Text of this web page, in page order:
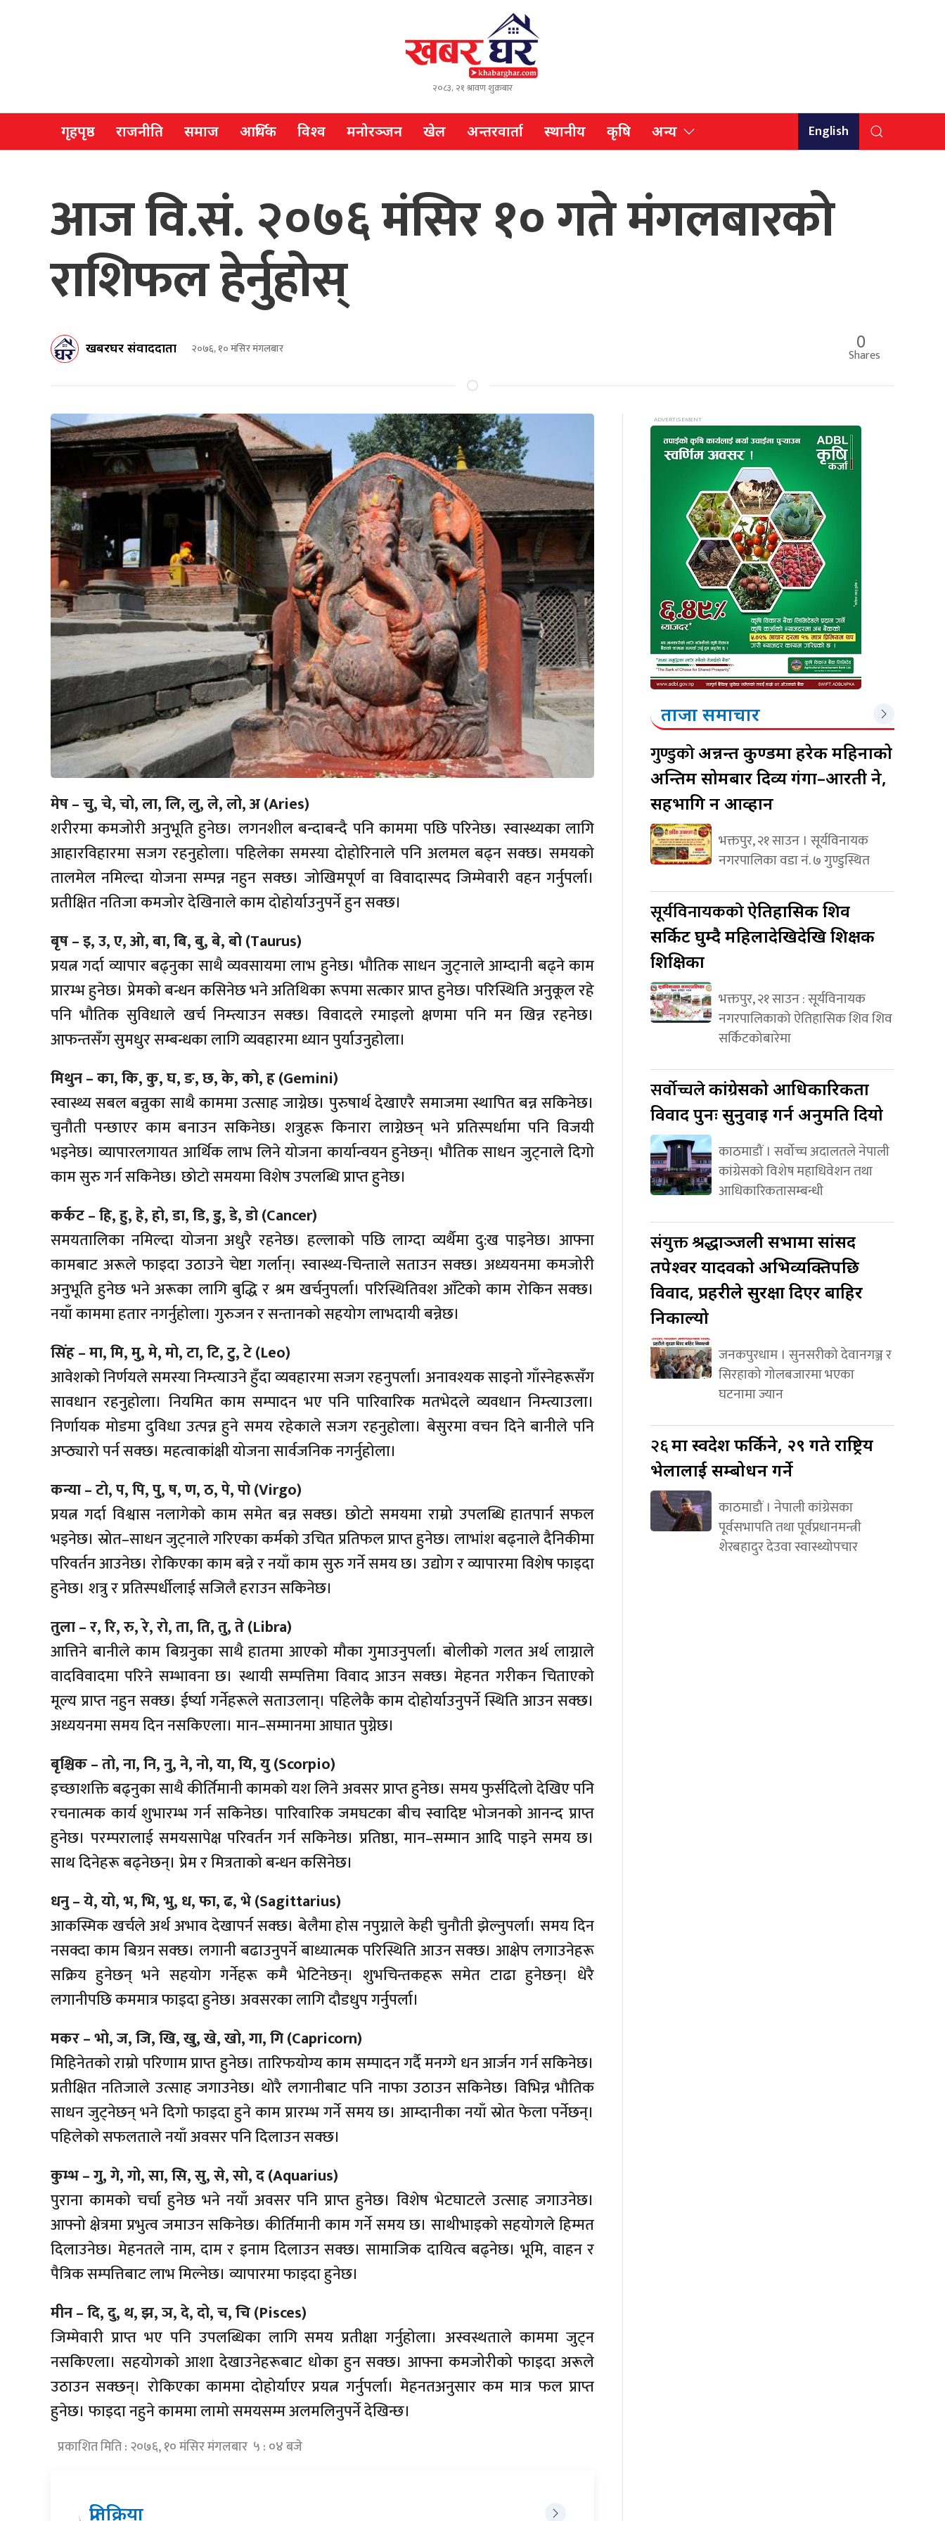
२०८३, २१ श्रावण शुक्रबार
गृहपृष्ठ राजनीति समाज आर्थिक विश्व मनोरञ्जन खेल अन्तरवार्ता स्थानीय कृषि अन्य English
आज वि.सं. २०७६ मंसिर १० गते मंगलबारको
राशिफल हेर्नुहोस्
खबरघर संवाददाता २०७६, १० मंसिर मंगलबार 0
Shares
मेष – चु, चे, चो, ला, लि, लु, ले, लो, अ (Aries)
शरीरमा कमजोरी अनुभूति हुनेछ। लगनशील बन्दाबन्दै पनि काममा पछि परिनेछ। स्वास्थ्यका लागि
आहारविहारमा सजग रहनुहोला। पहिलेका समस्या दोहोरिनाले पनि अलमल बढ्न सक्छ। समयको
तालमेल नमिल्दा योजना सम्पन्न नहुन सक्छ। जोखिमपूर्ण वा विवादास्पद जिम्मेवारी वहन गर्नुपर्ला।
प्रतीक्षित नतिजा कमजोर देखिनाले काम दोहोर्याउनुपर्ने हुन सक्छ।
बृष – इ, उ, ए, ओ, बा, बि, बु, बे, बो (Taurus)
प्रयत्न गर्दा व्यापार बढ्नुका साथै व्यवसायमा लाभ हुनेछ। भौतिक साधन जुट्नाले आम्दानी बढ्ने काम
प्रारम्भ हुनेछ। प्रेमको बन्धन कसिनेछ भने अतिथिका रूपमा सत्कार प्राप्त हुनेछ। परिस्थिति अनुकूल रहे
पनि भौतिक सुविधाले खर्च निम्त्याउन सक्छ। विवादले रमाइलो क्षणमा पनि मन खिन्न रहनेछ।
आफन्तसँग सुमधुर सम्बन्धका लागि व्यवहारमा ध्यान पुर्याउनुहोला।
मिथुन – का, कि, कु, घ, ङ, छ, के, को, ह (Gemini)
स्वास्थ्य सबल बन्नुका साथै काममा उत्साह जाग्नेछ। पुरुषार्थ देखाएरै समाजमा स्थापित बन्न सकिनेछ।
चुनौती पन्छाएर काम बनाउन सकिनेछ। शत्रुहरू किनारा लाग्नेछन् भने प्रतिस्पर्धामा पनि विजयी
भइनेछ। व्यापारलगायत आर्थिक लाभ लिने योजना कार्यान्वयन हुनेछन्। भौतिक साधन जुट्नाले दिगो
काम सुरु गर्न सकिनेछ। छोटो समयमा विशेष उपलब्धि प्राप्त हुनेछ।
कर्कट – हि, हु, हे, हो, डा, डि, डु, डे, डो (Cancer)
समयतालिका नमिल्दा योजना अधुरै रहनेछ। हल्लाको पछि लाग्दा व्यर्थैमा दु:ख पाइनेछ। आफ्ना
कामबाट अरूले फाइदा उठाउने चेष्टा गर्लान्। स्वास्थ्य-चिन्ताले सताउन सक्छ। अध्ययनमा कमजोरी
अनुभूति हुनेछ भने अरूका लागि बुद्धि र श्रम खर्चनुपर्ला। परिस्थितिवश आँटेको काम रोकिन सक्छ।
नयाँ काममा हतार नगर्नुहोला। गुरुजन र सन्तानको सहयोग लाभदायी बन्नेछ।
सिंह – मा, मि, मु, मे, मो, टा, टि, टु, टे (Leo)
आवेशको निर्णयले समस्या निम्त्याउने हुँदा व्यवहारमा सजग रहनुपर्ला। अनावश्यक साइनो गाँस्नेहरूसँग
सावधान रहनुहोला। नियमित काम सम्पादन भए पनि पारिवारिक मतभेदले व्यवधान निम्त्याउला।
निर्णायक मोडमा दुविधा उत्पन्न हुने समय रहेकाले सजग रहनुहोला। बेसुरमा वचन दिने बानीले पनि
अप्ठ्यारो पर्न सक्छ। महत्वाकांक्षी योजना सार्वजनिक नगर्नुहोला।
कन्या – टो, प, पि, पु, ष, ण, ठ, पे, पो (Virgo)
प्रयत्न गर्दा विश्वास नलागेको काम समेत बन्न सक्छ। छोटो समयमा राम्रो उपलब्धि हातपार्न सफल
भइनेछ। स्रोत–साधन जुट्नाले गरिएका कर्मको उचित प्रतिफल प्राप्त हुनेछ। लाभांश बढ्नाले दैनिकीमा
परिवर्तन आउनेछ। रोकिएका काम बन्ने र नयाँ काम सुरु गर्ने समय छ। उद्योग र व्यापारमा विशेष फाइदा
हुनेछ। शत्रु र प्रतिस्पर्धीलाई सजिलै हराउन सकिनेछ।
तुला – र, रि, रु, रे, रो, ता, ति, तु, ते (Libra)
आत्तिने बानीले काम बिग्रनुका साथै हातमा आएको मौका गुमाउनुपर्ला। बोलीको गलत अर्थ लाग्नाले
वादविवादमा परिने सम्भावना छ। स्थायी सम्पत्तिमा विवाद आउन सक्छ। मेहनत गरीकन चिताएको
मूल्य प्राप्त नहुन सक्छ। ईर्ष्या गर्नेहरूले सताउलान्। पहिलेकै काम दोहोर्याउनुपर्ने स्थिति आउन सक्छ।
अध्ययनमा समय दिन नसकिएला। मान–सम्मानमा आघात पुग्नेछ।
बृश्चिक – तो, ना, नि, नु, ने, नो, या, यि, यु (Scorpio)
इच्छाशक्ति बढ्नुका साथै कीर्तिमानी कामको यश लिने अवसर प्राप्त हुनेछ। समय फुर्सदिलो देखिए पनि
रचनात्मक कार्य शुभारम्भ गर्न सकिनेछ। पारिवारिक जमघटका बीच स्वादिष्ट भोजनको आनन्द प्राप्त
हुनेछ। परम्परालाई समयसापेक्ष परिवर्तन गर्न सकिनेछ। प्रतिष्ठा, मान–सम्मान आदि पाइने समय छ।
साथ दिनेहरू बढ्नेछन्। प्रेम र मित्रताको बन्धन कसिनेछ।
धनु – ये, यो, भ, भि, भु, ध, फा, ढ, भे (Sagittarius)
आकस्मिक खर्चले अर्थ अभाव देखापर्न सक्छ। बेलैमा होस नपुग्नाले केही चुनौती झेल्नुपर्ला। समय दिन
नसक्दा काम बिग्रन सक्छ। लगानी बढाउनुपर्ने बाध्यात्मक परिस्थिति आउन सक्छ। आक्षेप लगाउनेहरू
सक्रिय हुनेछन् भने सहयोग गर्नेहरू कमै भेटिनेछन्। शुभचिन्तकहरू समेत टाढा हुनेछन्। धेरै
लगानीपछि कममात्र फाइदा हुनेछ। अवसरका लागि दौडधुप गर्नुपर्ला।
मकर – भो, ज, जि, खि, खु, खे, खो, गा, गि (Capricorn)
मिहिनेतको राम्रो परिणाम प्राप्त हुनेछ। तारिफयोग्य काम सम्पादन गर्दै मनग्गे धन आर्जन गर्न सकिनेछ।
प्रतीक्षित नतिजाले उत्साह जगाउनेछ। थोरै लगानीबाट पनि नाफा उठाउन सकिनेछ। विभिन्न भौतिक
साधन जुट्नेछन् भने दिगो फाइदा हुने काम प्रारम्भ गर्ने समय छ। आम्दानीका नयाँ स्रोत फेला पर्नेछन्।
पहिलेको सफलताले नयाँ अवसर पनि दिलाउन सक्छ।
कुम्भ – गु, गे, गो, सा, सि, सु, से, सो, द (Aquarius)
पुराना कामको चर्चा हुनेछ भने नयाँ अवसर पनि प्राप्त हुनेछ। विशेष भेटघाटले उत्साह जगाउनेछ।
आफ्नो क्षेत्रमा प्रभुत्व जमाउन सकिनेछ। कीर्तिमानी काम गर्ने समय छ। साथीभाइको सहयोगले हिम्मत
दिलाउनेछ। मेहनतले नाम, दाम र इनाम दिलाउन सक्छ। सामाजिक दायित्व बढ्नेछ। भूमि, वाहन र
पैत्रिक सम्पत्तिबाट लाभ मिल्नेछ। व्यापारमा फाइदा हुनेछ।
मीन – दि, दु, थ, झ, ञ, दे, दो, च, चि (Pisces)
जिम्मेवारी प्राप्त भए पनि उपलब्धिका लागि समय प्रतीक्षा गर्नुहोला। अस्वस्थताले काममा जुट्न
नसकिएला। सहयोगको आशा देखाउनेहरूबाट धोका हुन सक्छ। आफ्ना कमजोरीको फाइदा अरूले
उठाउन सक्छन्। रोकिएका काममा दोहोर्याएर प्रयत्न गर्नुपर्ला। मेहनतअनुसार कम मात्र फल प्राप्त
हुनेछ। फाइदा नहुने काममा लामो समयसम्म अलमलिनुपर्ने देखिन्छ।
प्रकाशित मिति : २०७६, १० मंसिर मंगलबार ५ : ०४ बजे
प्रतिक्रिया
ताजा समाचार
गुण्डुकोअन्नन्त कुण्डमा हरेक महिनाको
अन्तिम सोमबार दिव्य गंगा–आरती हुने,
सहभागि हुन आव्हान
भक्तपुर, २१ साउन । सूर्यविनायक
नगरपालिका वडा नं. ७ गुण्डुस्थित
सूर्यविनायककोऐतिहासिक शिव
सर्किट घुम्दै महिलादेखिदेखि शिक्षक
शिक्षिका
भक्तपुर, २१ साउन : सूर्यविनायक
नगरपालिकाको ऐतिहासिक शिव शिव
सर्किटकोबारेमा
सर्वोच्चलेकांग्रेसको आधिकारिकता
विवाद पुनः सुनुवाइ गर्न अनुमति दियो
काठमाडौं । सर्वोच्च अदालतले नेपाली
कांग्रेसको विशेष महाधिवेशन तथा
आधिकारिकतासम्बन्धी
संयुक्तश्रद्धाञ्जली सभामा सांसद
तपेश्वर यादवको अभिव्यक्तिपछि
विवाद, प्रहरीले सुरक्षा दिएर बाहिर
निकाल्यो
जनकपुरधाम । सुनसरीको देवानगञ्ज र
सिरहाको गोलबजारमा भएका
घटनामा ज्यान
२६मा स्वदेश फर्किने, २९ गते राष्ट्रिय
भेलालाई सम्बोधन गर्ने
काठमाडौं । नेपाली कांग्रेसका
पूर्वसभापति तथा पूर्वप्रधानमन्त्री
शेरबहादुर देउवा स्वास्थ्योपचार